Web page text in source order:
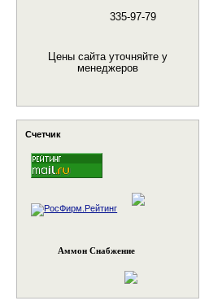
335-97-79
Цены сайта уточняйте у
менеджеров
Счетчик
Аммон Снабжение